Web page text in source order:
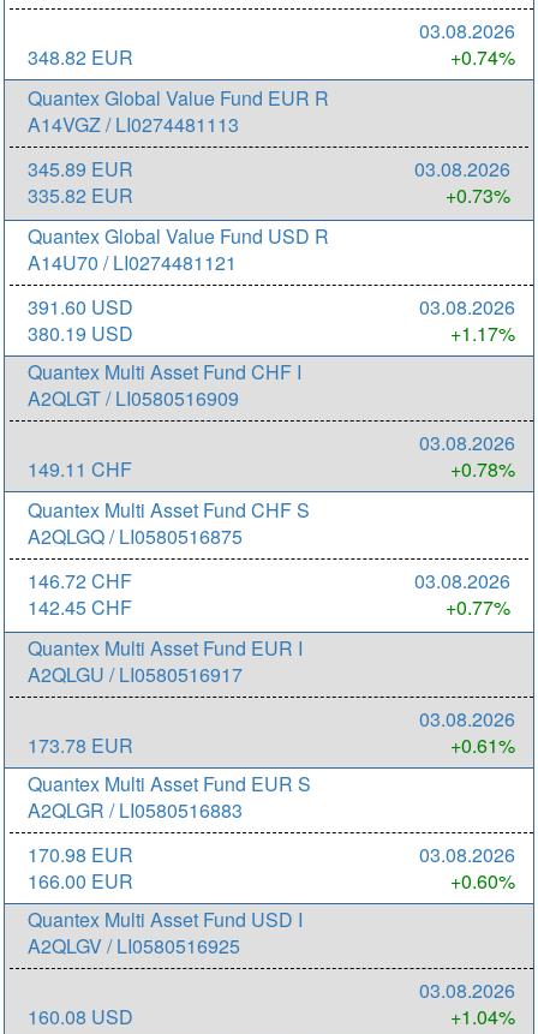
348.82 EUR
03.08.2026
+0.74%
Quantex Global Value Fund EUR R
A14VGZ / LI0274481113
345.89 EUR
335.82 EUR
03.08.2026
+0.73%
Quantex Global Value Fund USD R
A14U70 / LI0274481121
391.60 USD
380.19 USD
03.08.2026
+1.17%
Quantex Multi Asset Fund CHF I
A2QLGT / LI0580516909
149.11 CHF
03.08.2026
+0.78%
Quantex Multi Asset Fund CHF S
A2QLGQ / LI0580516875
146.72 CHF
142.45 CHF
03.08.2026
+0.77%
Quantex Multi Asset Fund EUR I
A2QLGU / LI0580516917
173.78 EUR
03.08.2026
+0.61%
Quantex Multi Asset Fund EUR S
A2QLGR / LI0580516883
170.98 EUR
166.00 EUR
03.08.2026
+0.60%
Quantex Multi Asset Fund USD I
A2QLGV / LI0580516925
160.08 USD
03.08.2026
+1.04%